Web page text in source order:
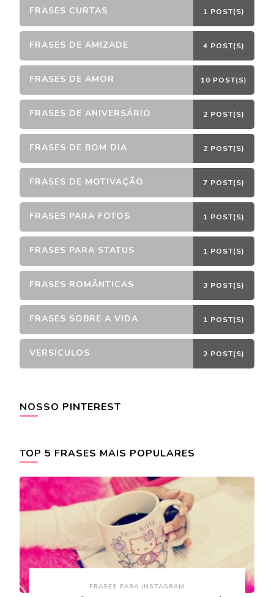
FRASES CURTAS 1 POST(S)
FRASES DE AMIZADE 4 POST(S)
FRASES DE AMOR 10 POST(S)
FRASES DE ANIVERSÁRIO 2 POST(S)
FRASES DE BOM DIA 2 POST(S)
FRASES DE MOTIVAÇÃO 7 POST(S)
FRASES PARA FOTOS 1 POST(S)
FRASES PARA STATUS 1 POST(S)
FRASES ROMÂNTICAS 3 POST(S)
FRASES SOBRE A VIDA 1 POST(S)
VERSÍCULOS 2 POST(S)
NOSSO PINTEREST
TOP 5 FRASES MAIS POPULARES
FRASES PARA INSTAGRAM